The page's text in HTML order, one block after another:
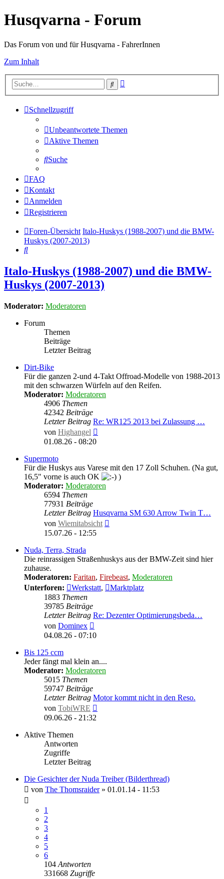
Husqvarna - Forum
Das Forum von und für Husqvarna - FahrerInnen
Zum Inhalt
Suche
Schnellzugriff
Unbeantwortete Themen
Aktive Themen
Suche
FAQ
Kontakt
Anmelden
Registrieren
Foren-Übersicht Italo-Huskys (1988-2007) und die BMW-
Huskys (2007-2013)
Suche
Italo-Huskys (1988-2007) und die BMW-
Huskys (2007-2013)
Moderator: Moderatoren
Forum
Themen
Beiträge
Letzter Beitrag
Dirt-Bike
Für die ganzen 2-und 4-Takt Offroad-Modelle von 1988-2013
mit den schwarzen Würfeln auf den Reifen.
Moderator: Moderatoren
4906 Themen
42342 Beiträge
Letzter Beitrag Re: WR125 2013 bei Zulassung …
von Highangel
01.08.26 - 08:20
Supermoto
Für die Huskys aus Varese mit den 17 Zoll Schuhen. (Na gut,
16,5" vorne is auch OK
)
Moderator: Moderatoren
6594 Themen
77931 Beiträge
Letzter Beitrag Husqvarna SM 630 Arrow Twin T…
von Wiemitabsicht
15.07.26 - 12:55
Nuda, Terra, Strada
Die reinrassigen Straßenhuskys aus der BMW-Zeit sind hier
zuhause.
Moderatoren: Faritan, Firebeast, Moderatoren
Unterforen:
Werkstatt,
Marktplatz
1883 Themen
39785 Beiträge
Letzter Beitrag Re: Dezenter Optimierungsbeda…
von Dominex
Beitrag
04.08.26 - 07:10
Bis 125 ccm
Jeder fängt mal klein an....
Moderator: Moderatoren
5015 Themen
59747 Beiträge
Letzter Beitrag Motor kommt nicht in den Reso.
von TobiWRE
09.06.26 - 21:32
Aktive Themen
Antworten
Zugriffe
Letzter Beitrag
Die Gesichter der Nuda Treiber (Bilderthread)
von The Thomsraider» 01.01.14 - 11:53
1
2
3
4
5
6
104 Antworten
331668 Zugriffe